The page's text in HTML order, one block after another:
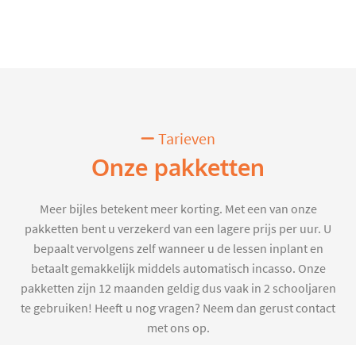
Tarieven
Onze pakketten
Meer bijles betekent meer korting. Met een van onze
pakketten bent u verzekerd van een lagere prijs per uur. U
bepaalt vervolgens zelf wanneer u de lessen inplant en
betaalt gemakkelijk middels automatisch incasso. Onze
pakketten zijn 12 maanden geldig dus vaak in 2 schooljaren
te gebruiken! Heeft u nog vragen? Neem dan gerust contact
met ons op.